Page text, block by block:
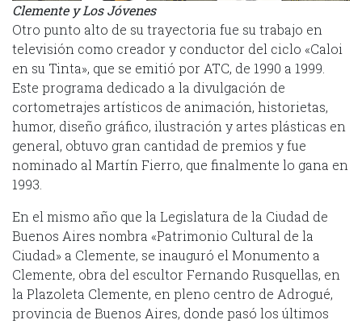
Clemente y Los Jóvenes
Otro punto alto de su trayectoria fue su trabajo en
televisión como creador y conductor del ciclo «Caloi
en su Tinta», que se emitió por ATC, de 1990 a 1999.
Este programa dedicado a la divulgación de
cortometrajes artísticos de animación, historietas,
humor, diseño gráfico, ilustración y artes plásticas en
general, obtuvo gran cantidad de premios y fue
nominado al Martín Fierro, que finalmente lo gana en
1993.
En el mismo año que la Legislatura de la Ciudad de
Buenos Aires nombra «Patrimonio Cultural de la
Ciudad» a Clemente, se inauguró el Monumento a
Clemente, obra del escultor Fernando Rusquellas, en
la Plazoleta Clemente, en pleno centro de Adrogué,
provincia de Buenos Aires, donde pasó los últimos